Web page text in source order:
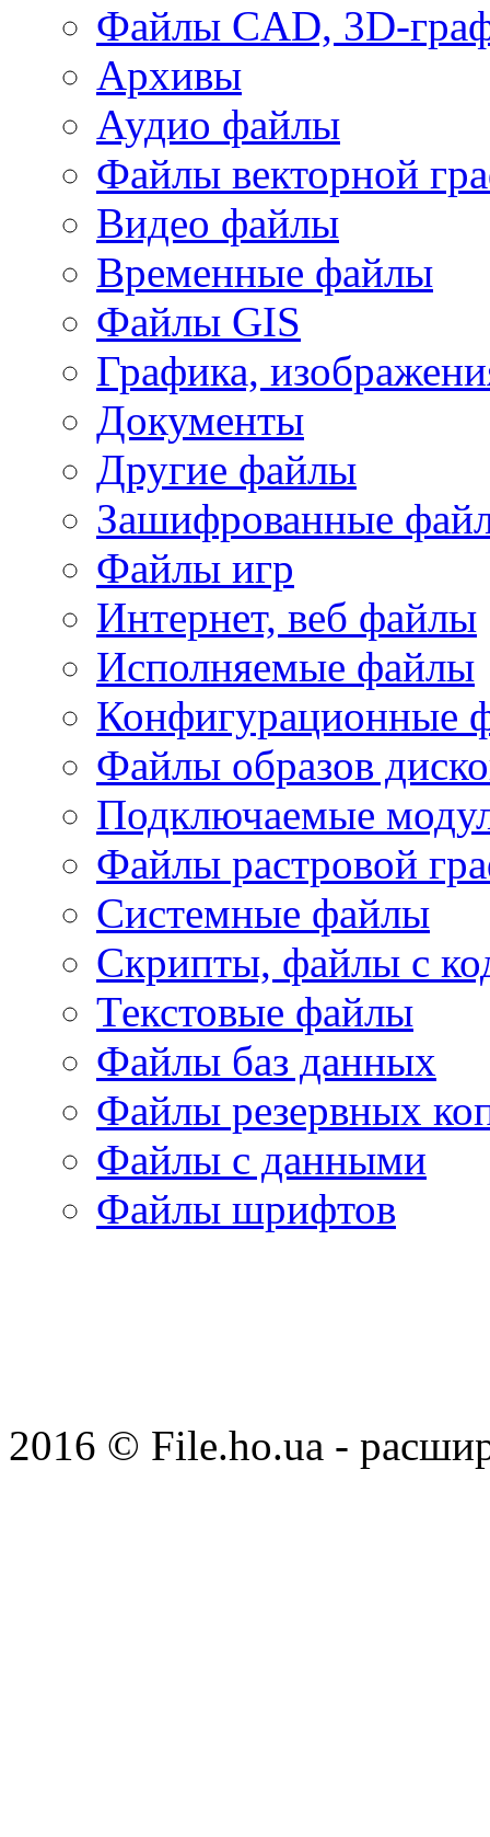
Файлы CAD, 3D-
Архивы
Аудио файлы
Файлы векторной
Видео файлы
Временные файлы
Файлы GIS
Графика,
Документы
Другие файлы
Зашифрованные
Файлы игр
Интернет, веб файлы
Исполняемые файлы
Конфигурационные
Файлы образов
Подключаемые
Файлы растровой
Системные файлы
Скрипты, файлы с
Текстовые файлы
Файлы баз данных
Файлы резервных
Файлы с данными
Файлы шрифтов
2016 © File.ho.ua -